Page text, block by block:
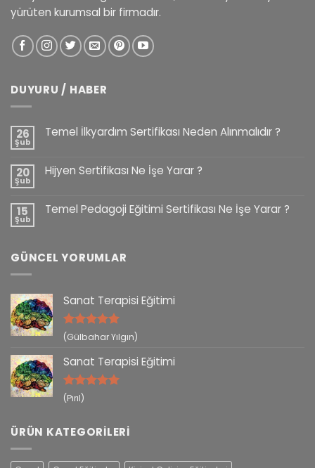
yürüten kurumsal bir firmadır.
DUYURU / HABER
26
Şub
Temel İlkyardım Sertifikası Neden Alınmalıdır ?
20
Şub
Hijyen Sertifikası Ne İşe Yarar ?
15
Şub
Temel Pedagoji Eğitimi Sertifikası Ne İşe Yarar ?
GÜNCEL YORUMLAR
Sanat Terapisi Eğitimi
5 üzerinden
(Gülbahar Yılgın)
Sanat Terapisi Eğitimi
5 üzerinden
(Pırıl)
ÜRÜN KATEGORILERI